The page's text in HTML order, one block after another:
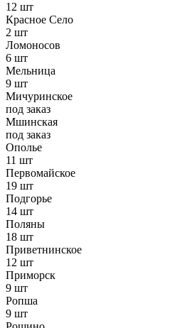
12 шт
Красное Село
2 шт
Ломоносов
6 шт
Мельница
9 шт
Мичуринское
под заказ
Мшинская
под заказ
Ополье
11 шт
Первомайское
19 шт
Подгорье
14 шт
Поляны
18 шт
Приветнинское
12 шт
Приморск
9 шт
Ропша
9 шт